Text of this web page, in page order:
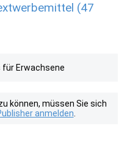
(47
für Erwachsene
können, müssen Sie sich
anmelden